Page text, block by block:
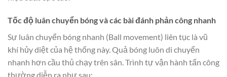
Tốc độ luân chuyển bóng và các bài đánh phản công nhanh
Sự luân chuyển bóng nhanh (Ball movement) liên tục là vũ
khí hủy diệt của hệ thống này. Quả bóng luôn di chuyển
nhanh hơn cầu thủ chạy trên sân. Trình tự vận hành tấn công
thường diễn ra như sau: